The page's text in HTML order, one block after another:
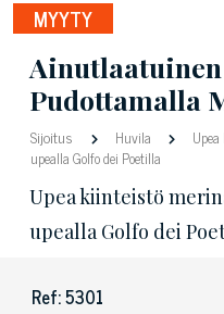
MYYTY
Pudottamalla
Sijoitus Huvila
upealla Golfo dei Poetilla
Upea kiinteistö
upealla Golfo dei
Ref: 5301